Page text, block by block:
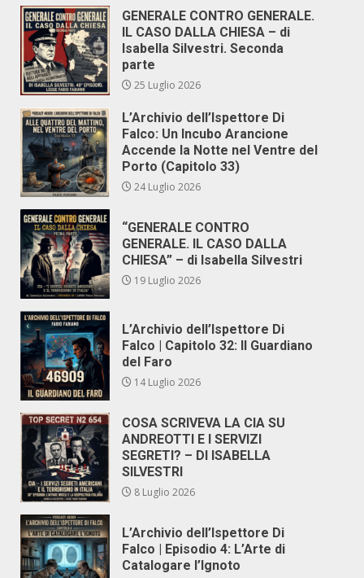
GENERALE CONTRO GENERALE.
IL CASO DALLA CHIESA – di
Isabella Silvestri. Seconda
parte
25 Luglio 2026
L’Archivio dell’Ispettore Di
Falco: Un Incubo Arancione
Accende la Notte nel Ventre del
Porto (Capitolo 33)
24 Luglio 2026
“GENERALE CONTRO
GENERALE. IL CASO DALLA
CHIESA” – di Isabella Silvestri
19 Luglio 2026
L’Archivio dell’Ispettore Di
Falco | Capitolo 32: Il Guardiano
del Faro
14 Luglio 2026
COSA SCRIVEVA LA CIA SU
ANDREOTTI E I SERVIZI
SEGRETI? – DI ISABELLA
SILVESTRI
8 Luglio 2026
L’Archivio dell’Ispettore Di
Falco | Episodio 4: L’Arte di
Catalogare l’Ignoto